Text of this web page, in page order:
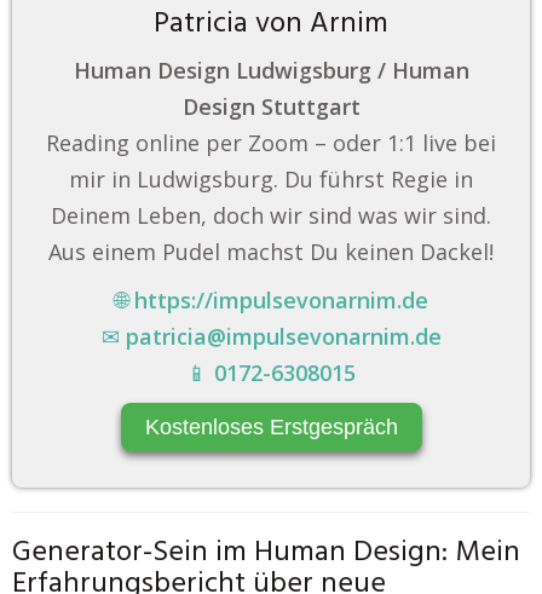
Patricia von Arnim
Human Design Ludwigsburg / Human
Design Stuttgart
Reading online per Zoom – oder 1:1 live bei
mir in Ludwigsburg. Du führst Regie in
Deinem Leben, doch wir sind was wir sind.
Aus einem Pudel machst Du keinen Dackel!
🌐https://impulsevonarnim.de
✉ patricia@impulsevonarnim.de
📱 0172-6308015
Kostenloses Erstgespräch
Generator-Sein im Human Design: Mein
Erfahrungsbericht über neue